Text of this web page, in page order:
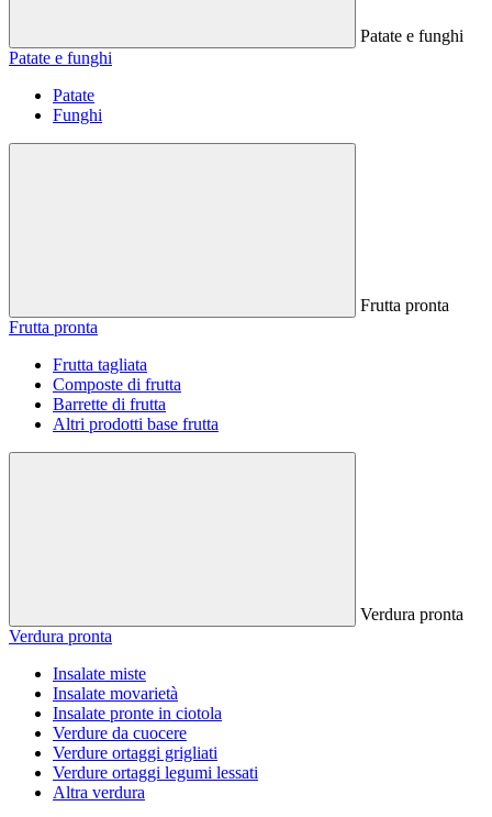
Patate e funghi
Patate e funghi
Patate
Funghi
Frutta pronta
Frutta pronta
Frutta tagliata
Composte di frutta
Barrette di frutta
Altri prodotti base frutta
Verdura pronta
Verdura pronta
Insalate miste
Insalate movarietà
Insalate pronte in ciotola
Verdure da cuocere
Verdure ortaggi grigliati
Verdure ortaggi legumi lessati
Altra verdura